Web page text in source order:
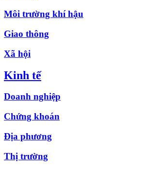
Môi trường khí hậu
Giao thông
Xã hội
Kinh tế
Doanh nghiệp
Chứng khoán
Địa phương
Thị trường